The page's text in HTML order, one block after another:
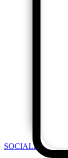
SOCIALE MEDIER